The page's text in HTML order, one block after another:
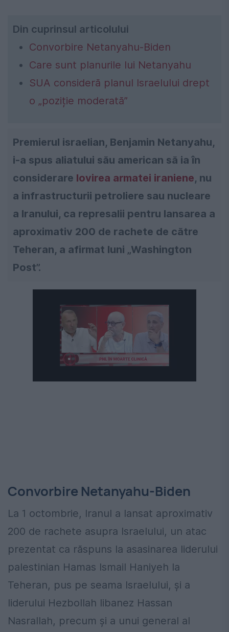
Din cuprinsul articolului
Convorbire Netanyahu-Biden
Care sunt planurile lui Netanyahu
SUA consideră planul Israelului drept
o „poziție moderată”
Premierul israelian, Benjamin Netanyahu,
i-a spus aliatului său american să ia în
considerare lovirea armatei iraniene, nu
a infrastructurii petroliere sau nucleare
a Iranului, ca represalii pentru lansarea a
aproximativ 200 de rachete de către
Teheran, a afirmat luni „Washington
Post”.
Convorbire Netanyahu-Biden
La 1 octombrie, Iranul a lansat aproximativ
200 de rachete asupra Israelului, un atac
prezentat ca răspuns la asasinarea liderului
palestinian Hamas Ismail Haniyeh la
Teheran, pus pe seama Israelului, și a
liderului Hezbollah libanez Hassan
Nasrallah, precum și a unui general al